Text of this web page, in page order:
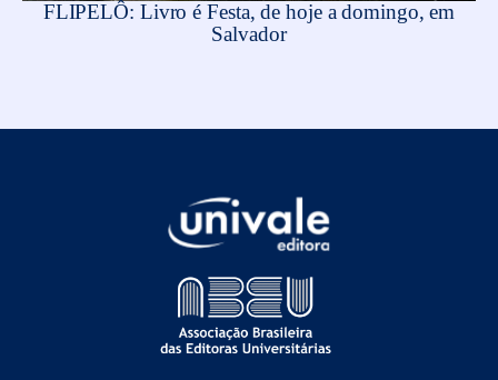
FLIPELÔ: Livro é Festa, de hoje a domingo, em
Salvador